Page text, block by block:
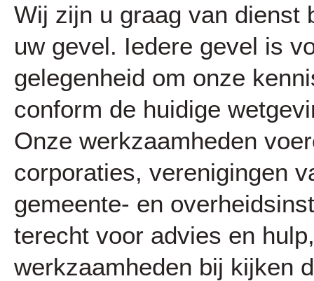
Wij zijn u graag van dienst
uw gevel. Iedere gevel is
gelegenheid om onze
conform de huidige
Onze werkzaamheden
corporaties, verenigingen
gemeente- en
terecht voor advies en
werkzaamheden bij kijken